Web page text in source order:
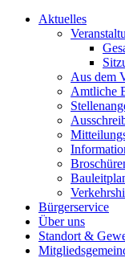
Aktuelles
Aus dem
Amtliche
Bürgerservice
Über uns
Standort &